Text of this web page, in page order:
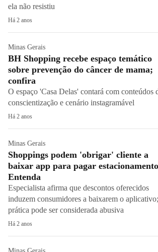
ela não resistiu
Há 2 anos
Minas Gerais
BH Shopping recebe espaço temático
sobre prevenção do câncer de mama;
confira
O espaço 'Casa Delas' contará com conteúdos
conscientização e cenário instagramável
Há 2 anos
Minas Gerais
Shoppings podem 'obrigar' cliente a
baixar app para pagar
Entenda
Especialista afirma que descontos oferecidos
induzem consumidores a baixarem o aplicativo;
prática pode ser considerada abusiva
Há 2 anos